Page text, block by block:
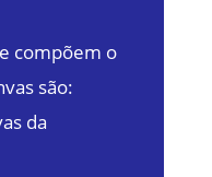
compõem o
são:
da